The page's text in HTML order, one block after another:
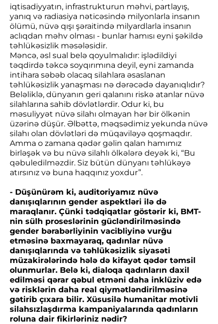
iqtisadiyyatın, infrastrukturun məhvi, partlayış,
yanıq və radiasiya nəticəsində milyonlarla insanın
ölümü, nüvə qışı şəraitində milyardlarla insanın
aclıqdan məhv olması - bunlar hamısı eyni şəkildə
təhlükəsizlik məsələsidir.
Məncə, əsl sual belə qoyulmalıdır: işlədildiyi
təqdirdə təkcə soyqırımına deyil, eyni zamanda
intihara səbəb olacaq silahlara əsaslanan
təhlükəsizlik yanaşması nə dərəcədə dayanıqlıdır?
Beləliklə, dünyanın geri qalanını riskə atanlar nüvə
silahlarına sahib dövlətlərdir. Odur ki, bu
məsuliyyət nüvə silahı olmayan hər bir ölkənin
üzərinə düşür. Əlbəttə, məqsədimiz yekunda nüvə
silahı olan dövlətləri də müqaviləyə qoşmaqdır.
Amma o zamana qədər gəlin qalan hamımız
birləşək və bu nüvə silahlı ölkələrə deyək ki, “Bu
qəbuledilməzdir. Siz bütün dünyanı təhlükəyə
atırsınız və buna haqqınız yoxdur”.
- Düşünürəm ki, auditoriyamız nüvə
danışıqlarının gender aspektləri ilə də
maraqlanır. Çünki tədqiqatlar göstərir ki, BMT-
nin sülh proseslərinin gücləndirilməsində
gender bərabərliyinin vacibliyinə vurğu
etməsinə baxmayaraq, qadınlar nüvə
danışıqlarında və təhlükəsizlik siyasəti
müzakirələrində hələ də kifayət qədər təmsil
olunmurlar. Belə ki, dialoqa qadınların daxil
edilməsi qərar qəbul etməni daha inklüziv edə
və risklərin daha real qiymətləndirilməsinə
gətirib çıxara bilir. Xüsusilə humanitar motivli
silahsızlaşdırma kampaniyalarında qadınların
roluna dair fikirləriniz nədir?